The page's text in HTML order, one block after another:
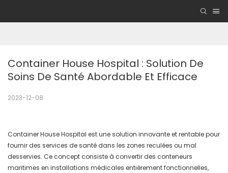
Container House Hospital : Solution De
Soins De Santé Abordable Et Efficace
2023-12-08
Container House Hospital est une solution innovante et rentable pour
fournir des services de santé dans les zones reculées ou mal
desservies. Ce concept consiste à convertir des conteneurs
maritimes en installations médicales entièrement fonctionnelles,